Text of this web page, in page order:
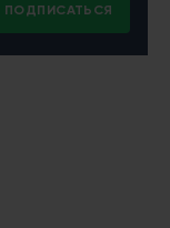
ПОДПИСАТЬСЯ